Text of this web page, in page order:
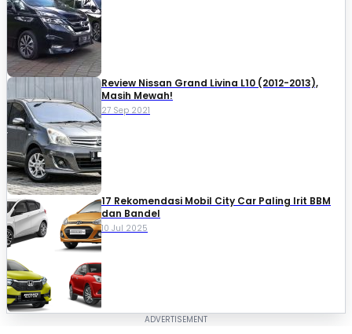
Review Nissan Grand Livina L10 (2012-2013),
Masih Mewah!
27 Sep 2021
17 Rekomendasi Mobil City Car Paling Irit BBM
dan Bandel
10 Jul 2025